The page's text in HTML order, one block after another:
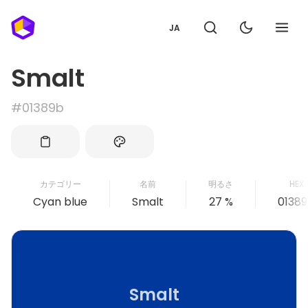
JA
Smalt
#01389b
カテゴリー
Cyan blue
名前
Smalt
明るさ
27 %
HEX
Smalt